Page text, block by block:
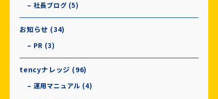
– 社長ブログ (5)
お知らせ (34)
– PR (3)
tencyナレッジ (96)
– 運用マニュアル (4)